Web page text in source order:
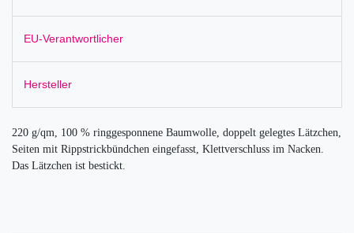
EU-Verantwortlicher
Hersteller
220 g/qm, 100 % ringgesponnene Baumwolle, doppelt gelegtes Lätzchen,
Seiten mit Rippstrickbündchen eingefasst, Klettverschluss im Nacken.
Das Lätzchen ist bestickt.